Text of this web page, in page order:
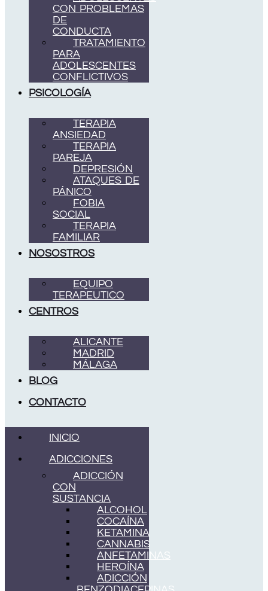
CON PROBLEMAS
DE
CONDUCTA
TRATAMIENTO
PARA
ADOLESCENTES
CONFLICTIVOS
PSICOLOGÍA
TERAPIA
ANSIEDAD
TERAPIA
PAREJA
DEPRESIÓN
ATAQUES DE
PÁNICO
FOBIA
SOCIAL
TERAPIA
FAMILIAR
NOSOSTROS
EQUIPO
TERAPEUTICO
CENTROS
ALICANTE
MADRID
MÁLAGA
BLOG
CONTACTO
INICIO
ADICCIONES
ADICCIÓN
CON
SUSTANCIA
ALCOHOL
COCAÍNA
KETAMINA
CANNABIS
ANFETAMINAS
HEROÍNA
ADICCIÓN